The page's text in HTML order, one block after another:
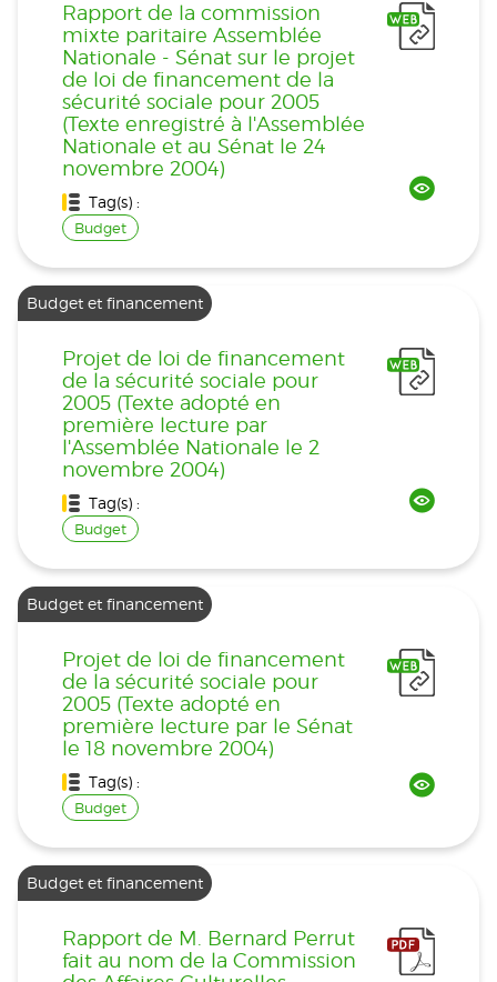
Rapport de la commission
mixte paritaire Assemblée
Nationale - Sénat sur le projet
de loi de financement de la
sécurité sociale pour 2005
(Texte enregistré à l'Assemblée
Nationale et au Sénat le 24
novembre 2004)
Tag(s) :
Budget
Budget et financement
Projet de loi de financement
de la sécurité sociale pour
2005 (Texte adopté en
première lecture par
l'Assemblée Nationale le 2
novembre 2004)
Tag(s) :
Budget
Budget et financement
Projet de loi de financement
de la sécurité sociale pour
2005 (Texte adopté en
première lecture par le Sénat
le 18 novembre 2004)
Tag(s) :
Budget
Budget et financement
Rapport de M. Bernard Perrut
fait au nom de la Commission